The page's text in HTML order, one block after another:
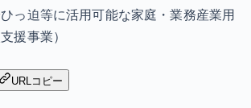
っ迫等に活用可能な家庭・業務産業用
援事業）
URLコピー